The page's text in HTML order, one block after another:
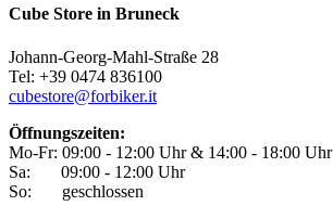
Cube Store in Bruneck
Johann-Georg-Mahl-Straße 28
Tel: +39 0474 836100
cubestore@forbiker.it
Öffnungszeiten:
Mo-Fr: 09:00 - 12:00 Uhr & 14:00 - 18:00 Uhr
Sa: 09:00 - 12:00 Uhr
So: geschlossen